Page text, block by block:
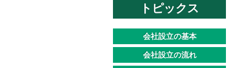
トピックス
会社設立の基本
会社設立の流れ